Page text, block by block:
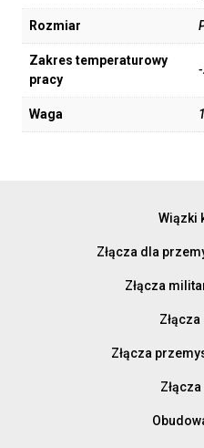
Rozmiar
Zakres temperaturowy
pracy
Waga
Wiązki
Złącza dla
Złącza
Złącza
Złącza